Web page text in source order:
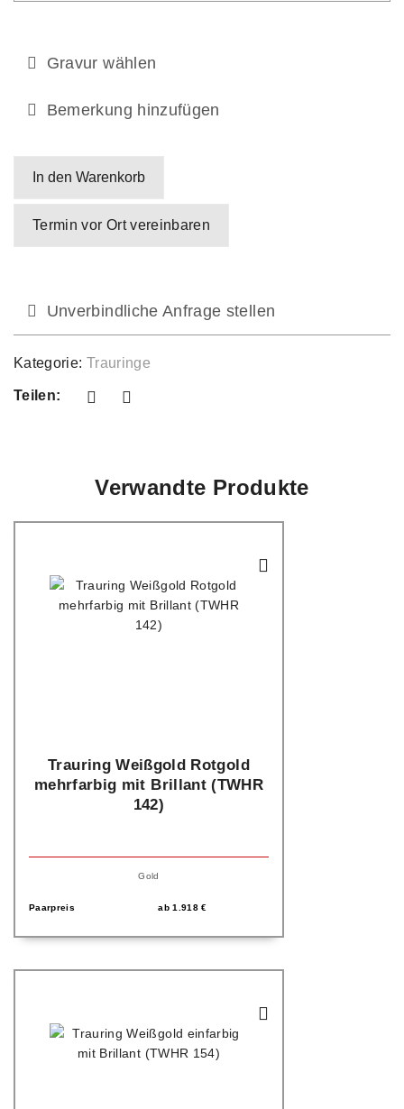
Gravur wählen
Bemerkung hinzufügen
In den Warenkorb
Termin vor Ort vereinbaren
Unverbindliche Anfrage stellen
Kategorie: Trauringe
Teilen:
Verwandte Produkte
Trauring Weißgold Rotgold
mehrfarbig mit Brillant (TWHR
142)
Gold
Paarpreis ab1.918€